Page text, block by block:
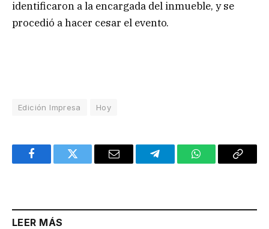
identificaron a la encargada del inmueble, y se
procedió a hacer cesar el evento.
Edición Impresa Hoy
FacebookTwitter Email TelegramWhatsAppCopy
LEER MÁS